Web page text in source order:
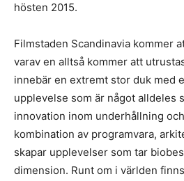
hösten 2015.
Filmstaden Scandinavia kommer
varav en alltså kommer att
innebär en extremt stor duk med
upplevelse som är något alldeles
innovation inom underhållning
kombination av programvara,
skapar upplevelser som tar
dimension. Runt om i världen